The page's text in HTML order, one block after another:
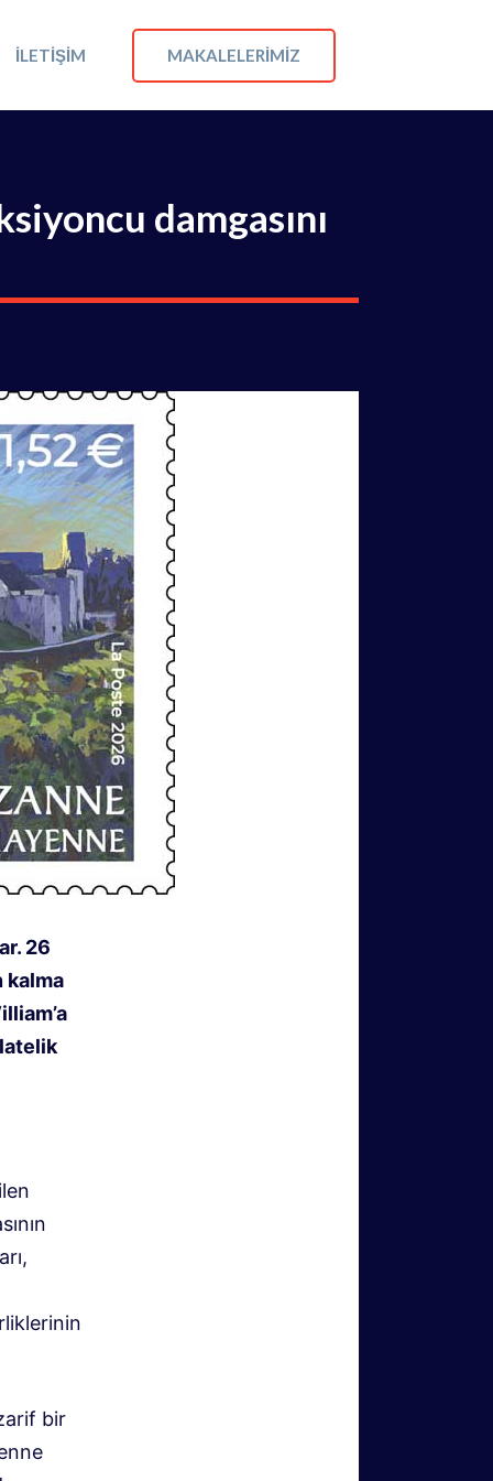
İLETIŞIM MAKALELERIMIZ
damgasını
26
kalma
bir